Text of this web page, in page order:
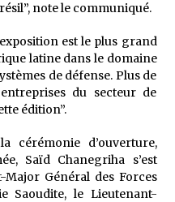
note le communiqué.
est le plus grand
latine dans le domaine
de défense. Plus de
du secteur de
édition”.
cérémonie d’ouverture,
Saïd Chanegriha s’est
Major Général des Forces
Saoudite, le Lieutenant-